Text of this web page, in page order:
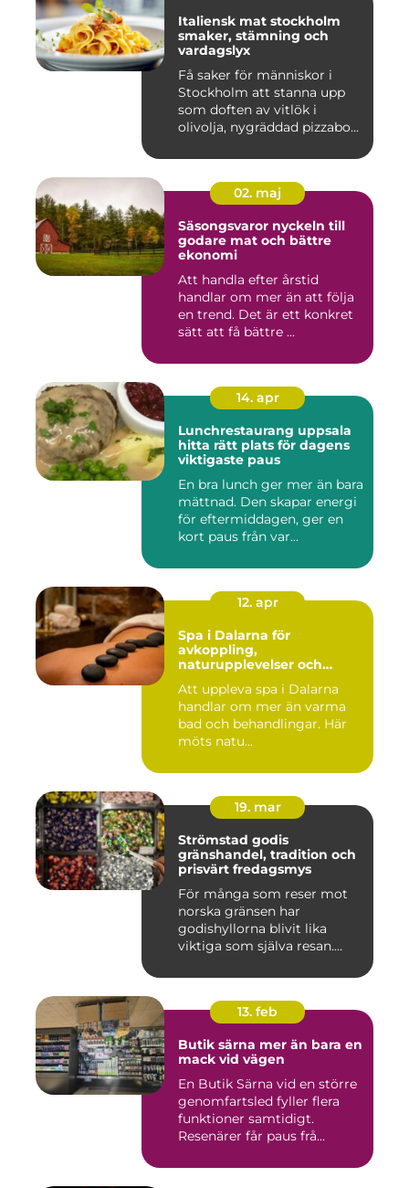
Italiensk mat stockholm
smaker, stämning och
vardagslyx
Få saker för människor i
Stockholm att stanna upp
som doften av vitlök i
olivolja, nygräddad pizzabo...
02. maj
Säsongsvaror nyckeln till
godare mat och bättre
ekonomi
Att handla efter årstid
handlar om mer än att följa
en trend. Det är ett konkret
sätt att få bättre ...
14. apr
Lunchrestaurang uppsala
hitta rätt plats för dagens
viktigaste paus
En bra lunch ger mer än bara
mättnad. Den skapar energi
för eftermiddagen, ger en
kort paus från var...
12. apr
Spa i Dalarna för
avkoppling,
naturupplevelser och
Att uppleva spa i Dalarna
handlar om mer än varma
bad och behandlingar. Här
möts natu...
19. mar
Strömstad godis
gränshandel, tradition och
prisvärt fredagsmys
För många som reser mot
norska gränsen har
godishyllorna blivit lika
viktiga som själva resan.
13. feb
Butik särna mer än bara en
mack vid vägen
En Butik Särna vid en större
genomfartsled fyller flera
funktioner samtidigt.
Resenärer får paus frå...